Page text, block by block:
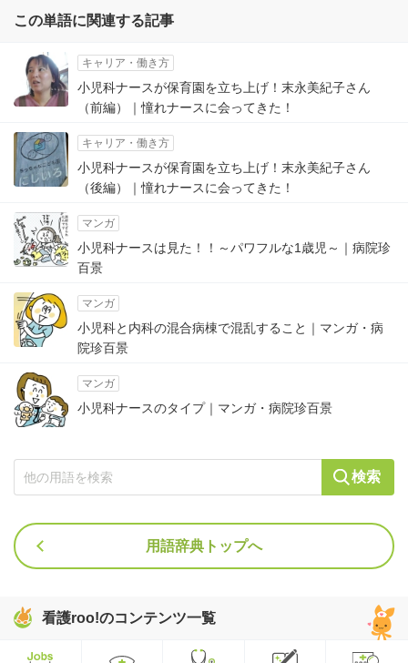
この単語に関連する記事
キャリア・働き方
小児科ナースが保育園を立ち上げ！末永美紀子さん
（前編）｜憧れナースに会ってきた！
キャリア・働き方
小児科ナースが保育園を立ち上げ！末永美紀子さん
（後編）｜憧れナースに会ってきた！
マンガ
小児科ナースは見た！！～パワフルな1歳児～｜病院珍
百景
マンガ
小児科と内科の混合病棟で混乱すること｜マンガ・病
院珍百景
マンガ
小児科ナースのタイプ｜マンガ・病院珍百景
検索
用語辞典トップへ
看護roo!のコンテンツ一覧